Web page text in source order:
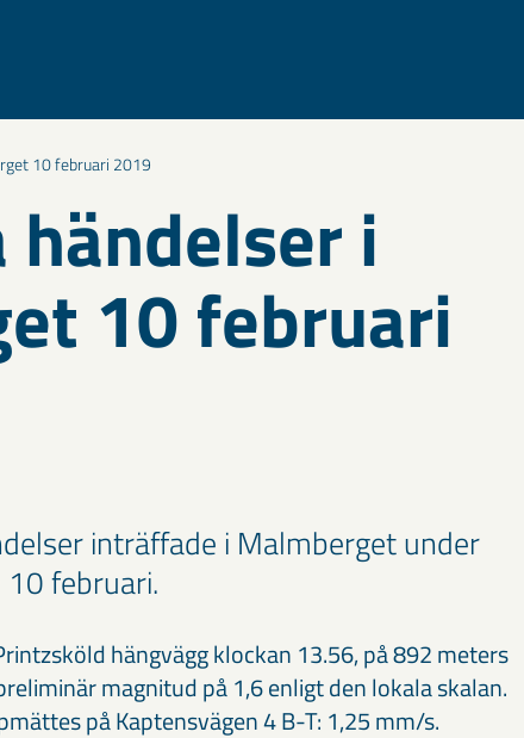
10 februari 2019
i
10 februari
inträffade i Malmberget under
februari.
hängvägg klockan 13.56, på 892 meters
magnitud på 1,6 enligt den lokala skalan.
på Kaptensvägen 4 B-T: 1,25 mm/s.